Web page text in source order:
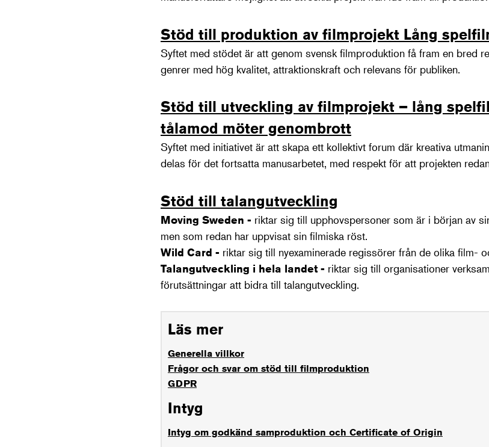
Stöd till produktion av filmprojekt Lång
Syftet med stödet är att genom svensk filmproduktion få fram en bred
genrer med hög kvalitet, attraktionskraft och relevans för publiken.
Stöd till utveckling av filmprojekt – lång
tålamod möter genombrott
Syftet med initiativet är att skapa ett kollektivt forum där kreativa
delas för det fortsatta manusarbetet, med respekt för att projekten
Stöd till talangutveckling
Moving Sweden - riktar sig till upphovspersoner som är i början av
men som redan har uppvisat sin filmiska röst.
Wild Card - riktar sig till nyexaminerade regissörer från de olika film-
Talangutveckling i hela landet - riktar sig till organisationer
förutsättningar att bidra till talangutveckling.
Läs mer
Generella villkor
Frågor och svar om stöd till filmproduktion
GDPR
Intyg
Intyg om godkänd samproduktion och Certificate of Origin